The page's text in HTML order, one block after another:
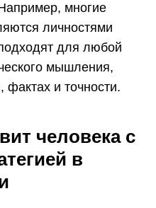
многие
личностями
для любой
мышления,
фактах и ​​точности.
человека с
в